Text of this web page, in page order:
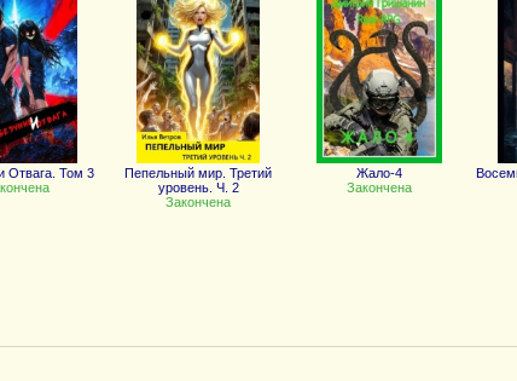
Отвага. Том 3
Пепельный мир. Третий
уровень. Ч. 2
Закончена
Жало-4
Закончена